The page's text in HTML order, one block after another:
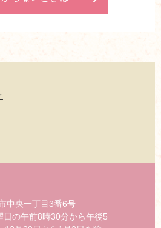
中央一丁目3番6号
日の午前8時30分から午後5